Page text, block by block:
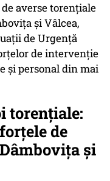
averse torențiale
și Vâlcea,
de Urgență
de intervenție
și personal din mai
torențiale:
de
și